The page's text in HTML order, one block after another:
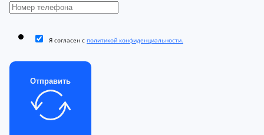
Я согласен с политикой конфиденциальности.
Отправить